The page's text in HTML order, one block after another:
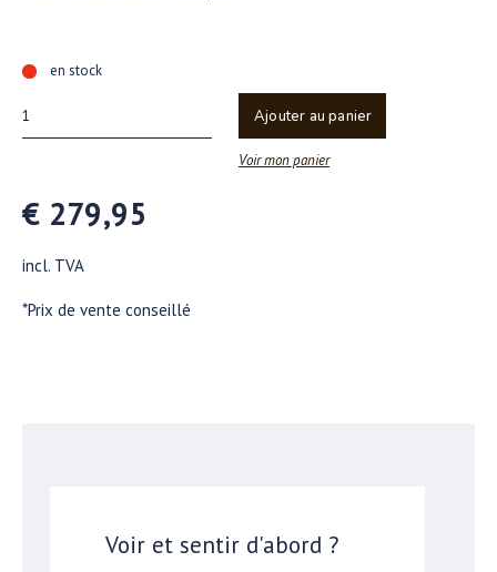
en stock
Ajouter au panier
Voir mon panier
€ 279,95
incl. TVA
*Prix de vente conseillé
Voir et sentir d'abord ?